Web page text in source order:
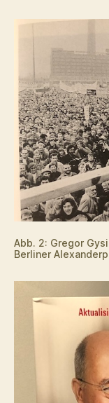
Abb. 2: Gregor
Berliner